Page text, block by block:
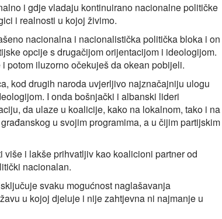
i gdje vladaju kontinuirano nacionalne političke
i realnosti u kojoj živimo.
nacionalna i nacionalistička politička bloka i on
opcije s drugačijom orijentacijom i ideologijom.
potom iluzorno očekuješ da okean pobijeli.
kod drugih naroda uvjerljivo najznačajniju ulogu
I onda bošnjački i albanski lideri
da ulaze u koalicije, kako na lokalnom, tako i na
u svojim programima, a u čijim partijskim
i lakše prihvatljiv kao koalicioni partner od
nacionalan.
svaku mogućnost naglašavanja
u kojoj djeluje i nije zahtjevna ni najmanje u